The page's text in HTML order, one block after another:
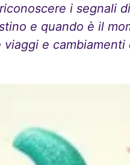
i segnali
e quando è il
viaggi e